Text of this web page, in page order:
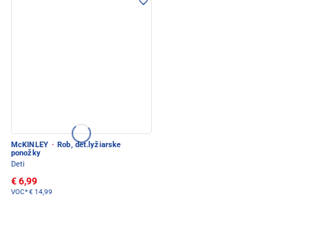
McKINLEY · Rob, det.lyžiarske
ponožky
Deti
€ 6,99
VOC*€ 14,99